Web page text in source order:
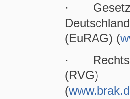
· Gesetz
Deutschland
(EuRAG) (
·
(RVG)
(